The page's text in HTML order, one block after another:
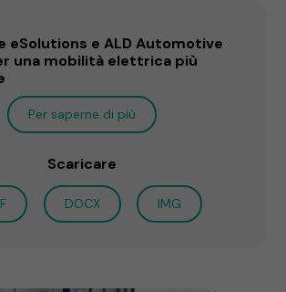
eSolutions e ALD Automotive
una mobilità elettrica più
Per saperne di più
Scaricare
DOCX IMG